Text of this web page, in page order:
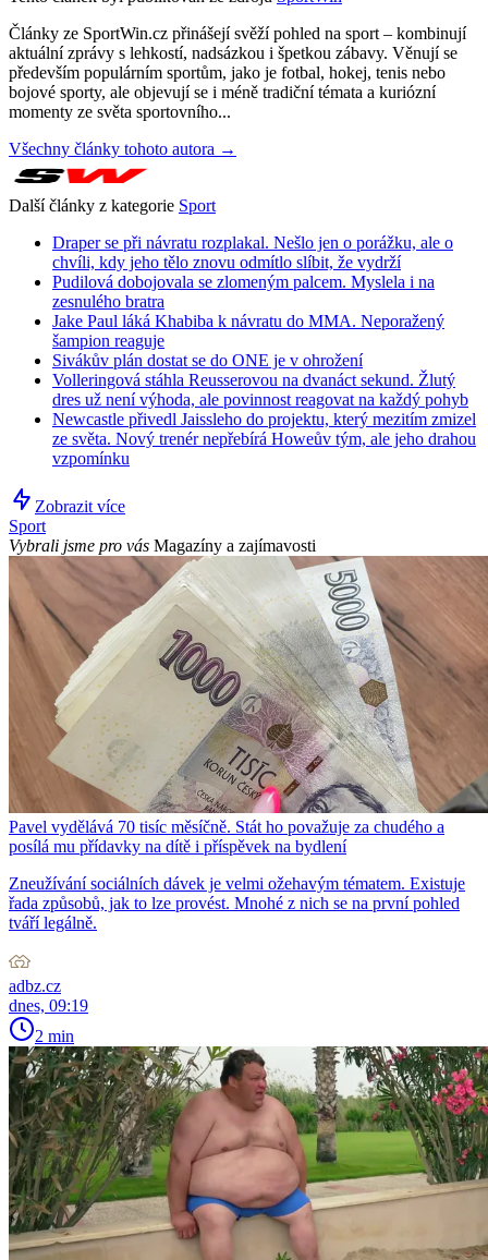
Články ze SportWin.cz přinášejí svěží pohled na sport – kombinují
aktuální zprávy s lehkostí, nadsázkou i špetkou zábavy. Věnují se
především populárním sportům, jako je fotbal, hokej, tenis nebo
bojové sporty, ale objevují se i méně tradiční témata a kuriózní
momenty ze světa sportovního...
Všechny články tohoto autora →
Další články z kategorie Sport
Draper se při návratu rozplakal. Nešlo jen o porážku, ale o
chvíli, kdy jeho tělo znovu odmítlo slíbit, že vydrží
Pudilová dobojovala se zlomeným palcem. Myslela i na
zesnulého bratra
Jake Paul láká Khabiba k návratu do MMA. Neporažený
šampion reaguje
Sivákův plán dostat se do ONE je v ohrožení
Volleringová stáhla Reusserovou na dvanáct sekund. Žlutý
dres už není výhoda, ale povinnost reagovat na každý pohyb
Newcastle přivedl Jaissleho do projektu, který mezitím zmizel
ze světa. Nový trenér nepřebírá Howeův tým, ale jeho drahou
vzpomínku
Zobrazit více
Sport
Vybrali jsme pro vás Magazíny a zajímavosti
Pavel vydělává 70 tisíc měsíčně. Stát ho považuje za chudého a
posílá mu přídavky na dítě i příspěvek na bydlení
Zneužívání sociálních dávek je velmi ožehavým tématem. Existuje
řada způsobů, jak to lze provést. Mnohé z nich se na první pohled
tváří legálně.
adbz.cz
dnes, 09:19
2 min